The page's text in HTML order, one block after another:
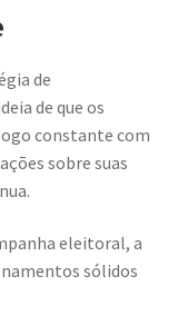
de
de que os
constante com
sobre suas
eleitoral, a
sólidos